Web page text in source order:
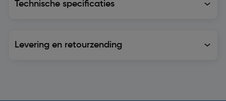
Technische specificaties
Levering en retourzending